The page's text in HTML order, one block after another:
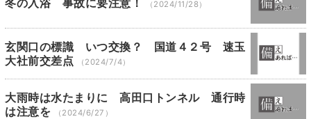
冬の入浴 事故に要注意！ （2024/11/28）
玄関口の標識 いつ交換？ 国道４２号 速玉
大社前交差点
（2024/7/4）
大雨時は水たまりに 高田口トンネル 通行時
は注意を
（2024/6/27）